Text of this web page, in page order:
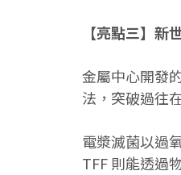
【亮點三】
金屬中心開發
法，突破過往
電漿滅菌以過
TFF 則能透過